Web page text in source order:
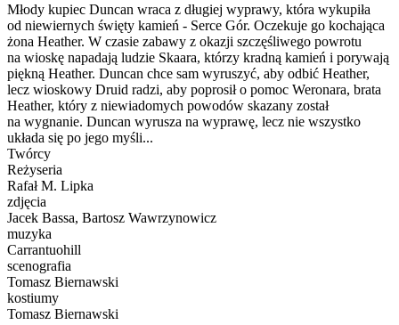
Młody kupiec Duncan wraca z długiej wyprawy, która wykupiła
od niewiernych święty kamień - Serce Gór. Oczekuje go kochająca
żona Heather. W czasie zabawy z okazji szczęśliwego powrotu
na wioskę napadają ludzie Skaara, którzy kradną kamień i porywają
piękną Heather. Duncan chce sam wyruszyć, aby odbić Heather,
lecz wioskowy Druid radzi, aby poprosił o pomoc Weronara, brata
Heather, który z niewiadomych powodów skazany został
na wygnanie. Duncan wyrusza na wyprawę, lecz nie wszystko
układa się po jego myśli...
Twórcy
Reżyseria
Rafał M. Lipka
zdjęcia
Jacek Bassa, Bartosz Wawrzynowicz
muzyka
Carrantuohill
scenografia
Tomasz Biernawski
kostiumy
Tomasz Biernawski